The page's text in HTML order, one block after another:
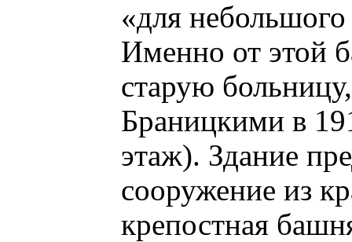
«для
Именно от этой
старую
Браницкими в
этаж). Здание
сооружение из
крепостная